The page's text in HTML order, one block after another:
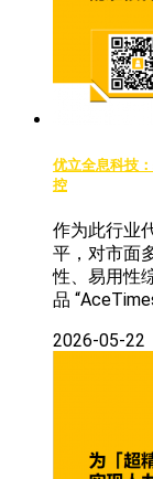
优立全息科技
控
作为此行业
平，对市面
性、易用性
品
2026-05-22